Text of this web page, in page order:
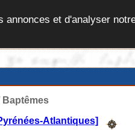
et d'analyser
Baptêmes
Atlantiques]